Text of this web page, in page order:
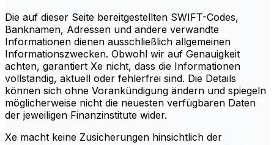
Die auf dieser Seite bereitgestellten SWIFT-Codes,
Banknamen, Adressen und andere verwandte
Informationen dienen ausschließlich allgemeinen
Informationszwecken. Obwohl wir auf Genauigkeit
achten, garantiert Xe nicht, dass die Informationen
vollständig, aktuell oder fehlerfrei sind. Die Details
können sich ohne Vorankündigung ändern und spiegeln
möglicherweise nicht die neuesten verfügbaren Daten
der jeweiligen Finanzinstitute wider.
Xe macht keine Zusicherungen hinsichtlich der